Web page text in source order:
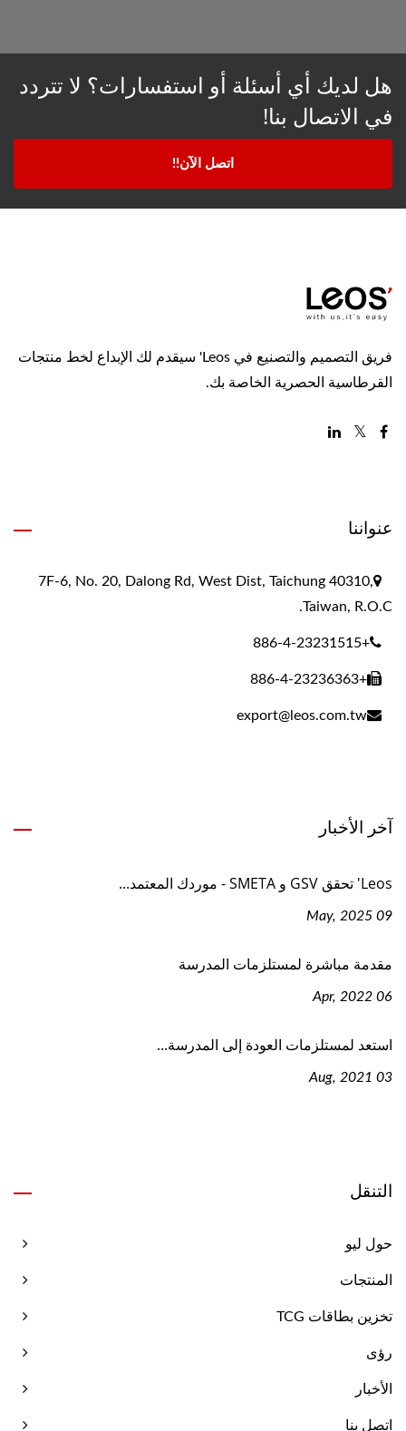
هل لديك أي أسئلة أو استفسارات؟ لا تتردد
في الاتصال بنا!
اتصل الآن!!
فريق التصميم والتصنيع في Leos' سيقدم لك الإبداع لخط منتجات
القرطاسية الحصرية الخاصة بك.
عنواننا
7F-6, No. 20, Dalong Rd, West Dist, Taichung 40310,
Taiwan, R.O.C.
+886-4-23231515
+886-4-23236363
export@leos.com.tw
آخر الأخبار
Leos' تحقق GSV و SMETA - موردك المعتمد...
09 May, 2025
مقدمة مباشرة لمستلزمات المدرسة
06 Apr, 2022
استعد لمستلزمات العودة إلى المدرسة...
03 Aug, 2021
التنقل
حول ليو
المنتجات
تخزين بطاقات TCG
رؤى
الأخبار
اتصل بنا